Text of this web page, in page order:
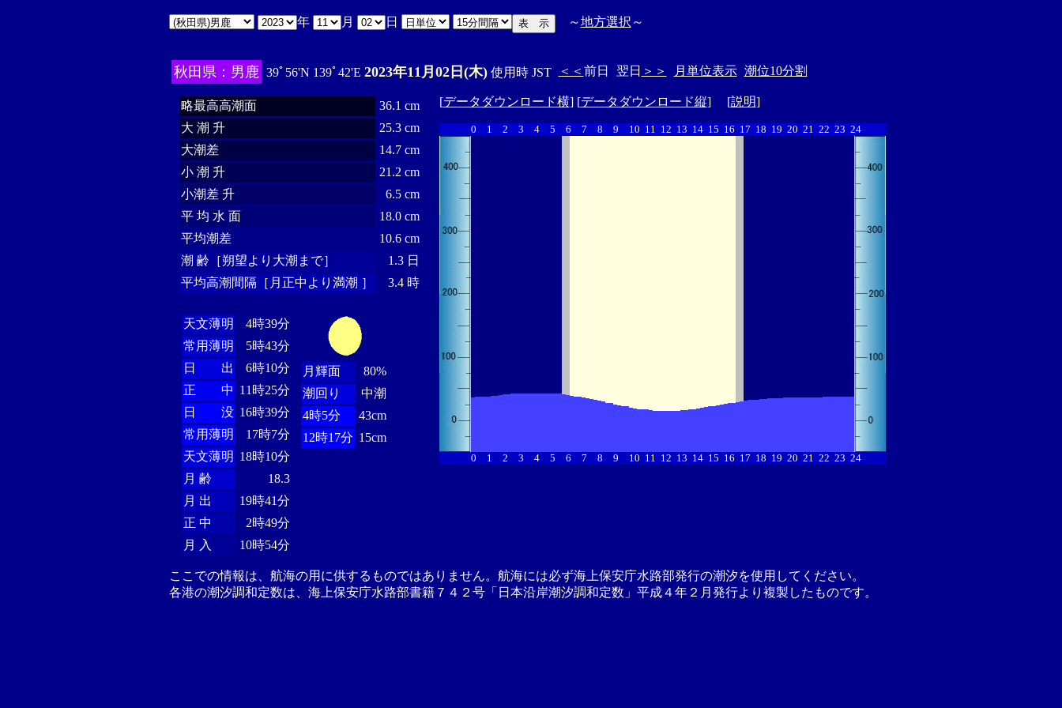
年 月 日 ～地方選択 ～
秋田県：男鹿 39ﾟ56'N 139ﾟ42'E 2023年11月02日(木)使用時 JST ＜＜ 前日 翌日 ＞＞ 月単位表示 潮位10分割
略最高高潮面
36.1 cm
大 潮 升
25.3 cm
大潮差
14.7 cm
小 潮 升
21.2 cm
小潮差 升
6.5 cm
平 均 水 面
18.0 cm
平均潮差
10.6 cm
潮 齢［朔望より大潮まで］
1.3 日
平均高潮間隔［月正中より満潮 ］
3.4 時
天文薄明
4時39分
常用薄明
5時43分
日 出
6時10分
正 中 11時25分
日 没 16時39分
常用薄明
17時7分
天文薄明 18時10分
月 齢
18.3
月 出
19時41分
正 中
2時49分
月 入
10時54分
月輝面
80%
潮回り
中潮
4時5分
43cm
12時17分 15cm
[データダウンロード横] [データダウンロード縦] [説明]
0 1 2 3 4 5 6 7 8 9 10 11 12 13 14 15 16 17 18 19 20 21 22 23 24
0 1 2 3 4 5 6 7 8 9 10 11 12 13 14 15 16 17 18 19 20 21 22 23 24
ここでの情報は、航海の用に供するものではありません。航海には必ず海上保安庁水路部発行の潮汐を使用してください。
各港の潮汐調和定数は、海上保安庁水路部書籍７４２号「日本沿岸潮汐調和定数」平成４年２月発行より複製したものです。